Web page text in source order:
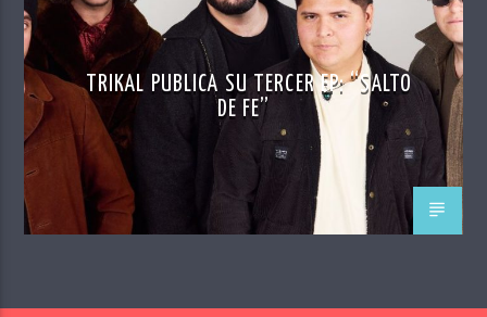
TRIKAL PUBLICA SU TERCER EP: “SALTO
DE FE”